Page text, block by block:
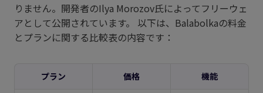
りません。開発者のIlya Morozov氏によってフリーウェ
アとして公開されています。 以下は、Balabolkaの料金
とプランに関する比較表の内容です：
プラン 価格 機能